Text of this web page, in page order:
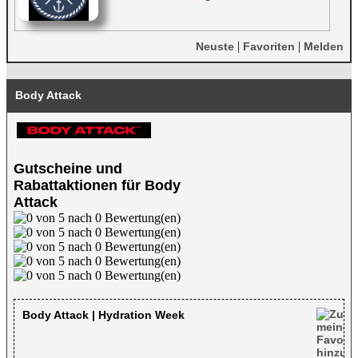
Neuste | Favoriten | Melden
Body Attack
Gutscheine und
Rabattaktionen für Body
Attack
Body Attack | Hydration Week